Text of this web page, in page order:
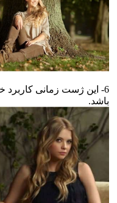
6- این ژست زمانی
باشد.